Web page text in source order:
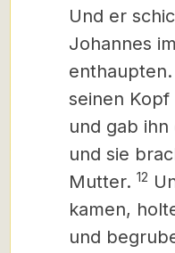
Und er
Johannes
enthaupten.
seinen Kopf
und gab
und sie
Mutter. 12
kamen,
und